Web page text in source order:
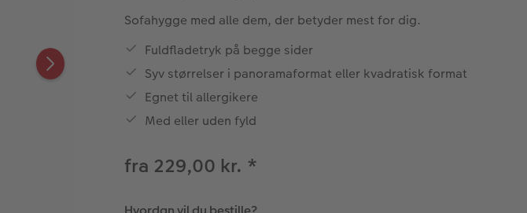
Sofahygge med alle dem, der betyder mest for dig.
Fuldfladetryk på begge sider
Syv størrelser i panoramaformat eller kvadratisk format
Egnet til allergikere
Med eller uden fyld
fra 229,00 kr. *